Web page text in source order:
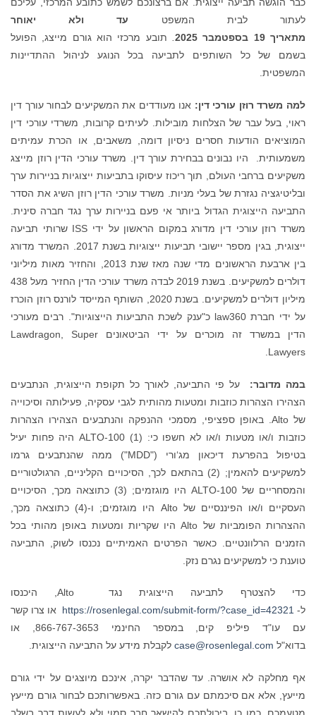
לעתור לבית המשפט עד ולא יאוחר
מתאריך 19
בספטמבר 2025
תובע מרכזי הוא גורם מייצג, הפועל
בשמם של כל השותפים לתביעה בכל הנוגע לניהול ההתדיינות
המשפטית.
למה משרד רוזן עורכי דין: אנו מעודדים את המשקיעים לבחור עורך דין
ראוי, בעל עבר של הצלחות מובילות. לעיתים קרובות, משרדי עורכי דין
המוציאים הודעות חסרים ניסיון דומה, משאבים, או הכרת עמיתים
משמעותית. היו נבונים בבחירת עורך דין. משרד עורכי הדין רוזן מייצג
משקיעים ברחבי העולם, תוך ריכוז עיסוקו בתביעות ייצוגיות בניירות ערך
ובליטיגציה נגזרת של בעלי מניות. משרד עורכי הדין רוזן השיג את הסדר
התביעה הייצוגית הגדול ביותר אי פעם בניירות ערך נגד חברה סינית.
משרד רוזן עורכי דין מדורג במקום הראשון על ידי ISS שרותי תביעה
ייצוגית, בגין מספר יישובי תביעות ייצוגיות בשנת 2017. המשרד מדורג
בין ארבעת הראשונים מדי שנה מאז שנת 2013, והחזיר מאות מיליוני
דולרים למשקיעים. בשנת 2019 לבדה משרד עורכי הדין החזיר מעל 438
מיליון דולרים למשקיעים. בשנת 2020, השותף המייסד לורנס רוזן הוכרז
על ידי חברת law360 כ"ענק לשכת התביעות הייצוגיות". רבים מעורכי
הדין במשרד זה מוכרים על ידי הביטאונים Lawdragon, Super
Lawyers.
במה מדובר:
על פי התביעה, לאורך כל תקופת הייצוגית, הנתבעים
הצהירו הצהרות כוזבות ומטעות מהותית לגבי עסקיה, פעילותה וסיכוייה
של Alto. באופן ספציפי, מסמכי ההנפקה והנתבעים הצהירו הצהרות
כוזבות ו/או מטעות ו/או לא חשפו כי: (1) ALTO-100 היה פחות יעיל
בטיפול בהפרעת דיכאון מג‘ורי ("MDD") ממה שהנתבעים גרמו
למשקיעים להאמין; (2) בהתאם לכך, הסיכויים הקליניים, הרגולטוריים
והמסחריים של ALTO-100 היו מוגזמים; (3) כתוצאה מכך, הסיכויים
העסקיים ו/או הפיננסיים של Alto היו מוגזמים; ו-(4) כתוצאה מכך,
ההצהרות הפומביות של Alto היו שקריות ומטעות באופן מהותי בכל
הזמנים הרלוונטיים. כאשר הפרטים האמיתיים נכנסו לשוק, התביעה
טוענת כי למשקיעים נגרם נזק.
כדי להצטרף לתביעה הייצוגית נגד Alto, היכנסו
ל- https://rosenlegal.com/submit-form/?case_id=42321 או צרו קשר
עם עו"ד פיליפ קים, במספר החינמי 866-767-3653, או
בדוא"ל case@rosenlegal.com לקבלת מידע על התביעה הייצוגית.
אף מחלקה לא אושרה. עד שהדבר יקרה, אינכם מיוצגים על ידי גורם
מייעץ, אלא אם סיכמתם עם גורם כזה. באפשרותכם לבחור גורם מייעץ